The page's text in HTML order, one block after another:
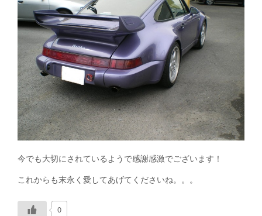
今でも大切にされているようで感謝感激でございます！
これからも末永く愛してあげてくださいね。。。
0